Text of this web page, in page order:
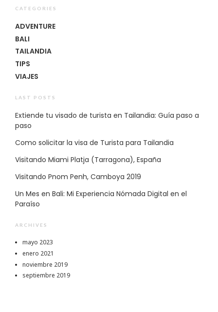
CATEGORIES
ADVENTURE
BALI
TAILANDIA
TIPS
VIAJES
LAST POSTS
Extiende tu visado de turista en Tailandia: Guía paso a
paso
Como solicitar la visa de Turista para Tailandia
Visitando Miami Platja (Tarragona), España
Visitando Pnom Penh, Camboya 2019
Un Mes en Bali: Mi Experiencia Nómada Digital en el
Paraíso
ARCHIVES
mayo 2023
enero 2021
noviembre 2019
septiembre 2019